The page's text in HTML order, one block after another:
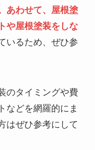
あわせて、屋根塗
や屋根塗装をしな
いるため、ぜひ参
のタイミングや費
などを網羅的にま
はぜひ参考にして